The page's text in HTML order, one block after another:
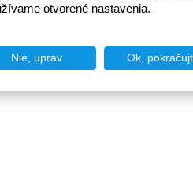
otvorené nastavenia.
Nie, uprav Ok,